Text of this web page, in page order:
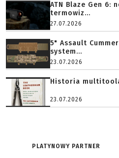
ATN Blaze Gen 6:
termowiz...
27.07.2026
5" Assault
system...
23.07.2026
Historia
23.07.2026
PLATYNOWY PARTNER